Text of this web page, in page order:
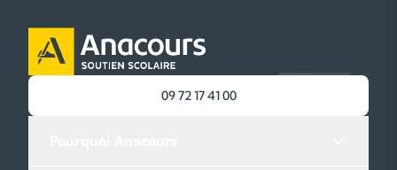
09 72 17 41 00